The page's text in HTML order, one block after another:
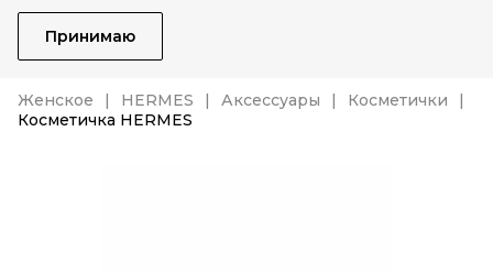
Принимаю
Женское HERMES Аксессуары
Косметички
Косметичка HERMES